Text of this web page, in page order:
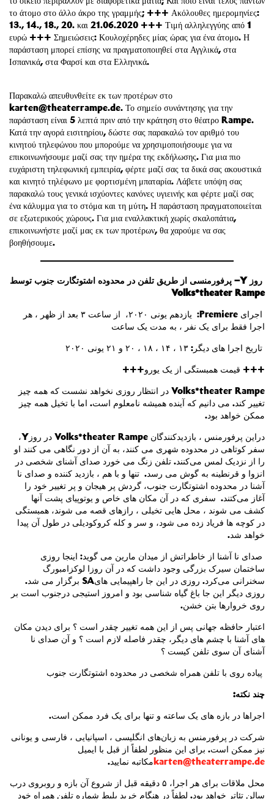
το άτομο στο άλλο άκρο της γραμμής; +++ Ακόλουθες ημερομηνίες:
13., 14., 18., 20. και 21.06.2020 +++ Τιμή αλληλεγγύης από 1
ευρώ +++ Σημειώσεις: Κουλοχέρηδες μίας ώρας για ένα άτομο. Η
παράσταση μπορεί επίσης να πραγματοποιηθεί στα Αγγλικά, στα
Ισπανικά, στα Φαρσί και στα Ελληνικά.
Παρακαλώ απευθυνθείτε εκ των προτέρων στο
karten@theaterrampe.de. Το σημείο συνάντησης για την
παράσταση είναι 5 λεπτά πριν από την κράτηση στο θέατρο Rampe.
Κατά την αγορά εισιτηρίου, δώστε σας παρακαλώ τον αριθμό του
κινητού τηλεφώνου που μπορούμε να χρησιμοποιήσουμε για να
επικοινωνήσουμε μαζί σας την ημέρα της εκδήλωσης. Για μια πιο
ευχάριστη τηλεφωνική εμπειρία, φέρτε μαζί σας τα δικά σας ακουστικά
και κινητό τηλέφωνο με φορτισμένη μπαταρία. Λάβετε υπόψη σας
παρακαλώ τους γενικά ισχύοντες κανόνες υγιεινής και φέρτε μαζί σας
ένα κάλυμμα για το στόμα και τη μύτη. Η παράσταση πραγματοποιείται
σε εξωτερικούς χώρους. Για μια εναλλακτική χωρίς σκαλοπάτια,
επικοινωνήστε μαζί μας εκ των προτέρων, θα χαρούμε να σας
βοηθήσουμε.
روزY
– پرفورمنسی از طریق تلفن در محدوده اشتوتگارت جنوب توسط
Volks*theater Rampe
اجرای Premiere
: یازدهم یونی ۲۰۲۰، از ساعت ۳ بعد از ظهر ، هر
اجرا فقط برای یک نفر ، به مدت یک ساعت
تاریخ اجرا های دیگر: ۱۳ ، ۱۴ ، ۱۸ ، ۲۰ و ۲۱ یونی ۲۰۲۰
+++ قیمت همبستگی از یک یورو+++
Volks*theater Rampe در انتظار روزی نخواهد نشست که همه چیز
تغییر کند. ‌می دانیم که آینده همیشه نامعلوم است. اما با تخیل همه چیز
ممکن خواهد بود.
دراین پرفورمنس ، بازدیدکنندگان Volks*theater Rampe در روز Y،
سفر کوتاهی در محدوده شهری می کنند، به آن از دور نگاهی می کنند او
را از نزدیک لمس می‌کنند. تلفن زنگ می خورد صدای آشنای شخصی در
انزوا و قرنطینه به گوش می رسد. تنها و با هم ، بازدید کننده و صدای نا
آشنا در محدوده اشتوتگارت جنوب، گردش پر هیجان و پر تغییر خود را
آغاز می‌کتند. سفری که در آن مکان های خاص و یوتوپیای پشت آنها
کشف می شوند ، محل هایی تخیلی ، رازهای قصه می شوند، همبستگی
در کوچه ها فریاد زده می شود، و سر و کله کروکودیلی در طول آن پیدا
خواهد شد.
صدای نا آشنا از خاطراتش از میدان مارین می گوید: اینجا روزی
ساختمان سیرک بزرگی وجود داشت که در آن روزا لوکزامبورگ
سخنرانی می‌کرد. روزی در این جا راهپیمایی هایSA برگزار می شد.
روزی دیگر این جا باغ گیاه شناسی بود و امروز استیجی درجنوب است بر
روی خروارها بتن خشن.
اعتبار حافظه جهانی پس از این همه تغییر چقدر است ؟ برای دیدن مکان
های آشنا با چشم های دیگر، چقدر فاصله لازم است ؟ و آن صدای نا
آشنای آن سوی تلفن کیست ؟
پیاده روی با تلفن همراه شخصی در محدوده اشتوتگارت جنوب
چند نکته:
اجراها در بازه های یک ساعته و تنها برای یک فرد ممکن است.
شرکت در پرفورمنس به زبان‌های انگلیسی ، اسپانیایی ، فارسی و یونانی
نیز ممکن است. برای این منظور لطفاً از قبل با ایمیل
karten@theaterrampe.deمکاتبه نمایید.
محل ملاقات برای هر اجرا، ۵ دقیقه قبل از شروع آن بازه و روبروی درب
سالن تئاتر خواهد بود. لطفاً در هنگام خرید بلیط شماره تلفن همراه خود